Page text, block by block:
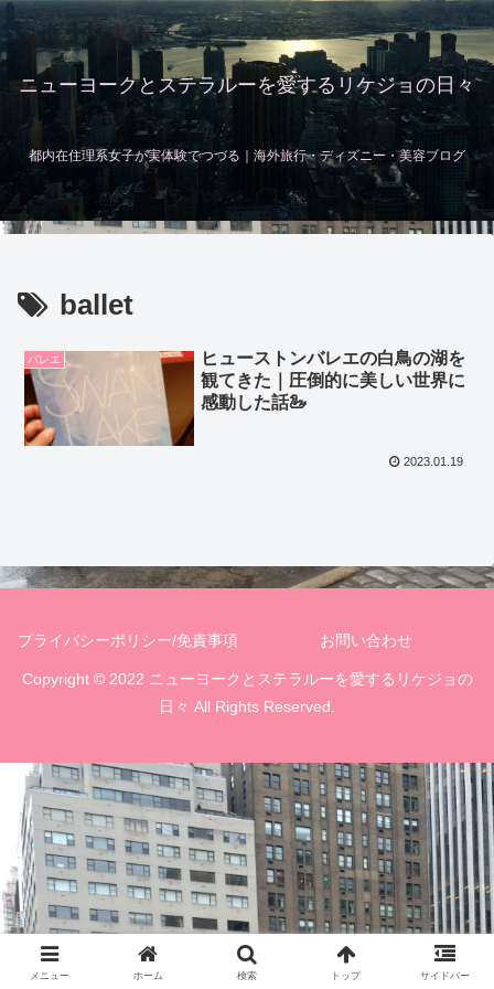
ニューヨークとステラルーを愛するリケジョの日々
都内在住理系女子が実体験でつづる｜海外旅行・ディズニー・美容ブログ
ballet
バレエ
ヒューストンバレエの白鳥の湖を
観てきた｜圧倒的に美しい世界に
感動した話🦢
2023.01.19
プライバシーポリシー/免責事項 お問い合わせ
Copyright © 2022 ニューヨークとステラルーを愛するリケジョの
日々 All Rights Reserved.
メニュー ホーム 検索 トップ サイドバー